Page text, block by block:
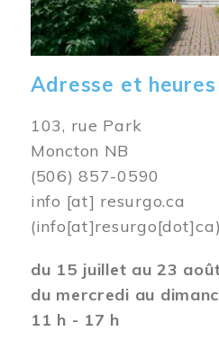
Adresse et heures
103, rue Park
Moncton NB
(506) 857-0590
info [at] resurgo.ca
(info[at]resurgo[dot]ca)
du 15 juillet au 23
du mercredi au
11 h - 17 h